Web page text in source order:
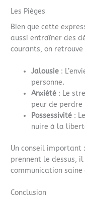
Les Pièges
Bien que cette
aussi entraîner des
courants, on retrouve
Jalousie :
personne.
Anxiété : Le
peur de perdre
Possessivité :
nuire à la
Un conseil important
prennent le dessus,
communication saine
Conclusion